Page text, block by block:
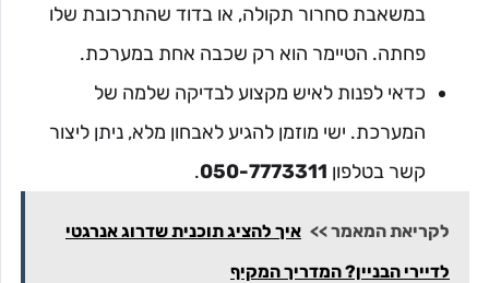
במשאבת סחרור תקולה, או בדוד שהתרכובת שלו
פחתה. הטיימר הוא רק שכבה אחת במערכת.
כדאי לפנות לאיש מקצוע לבדיקה שלמה של
המערכת. ישי מוזמן להגיע לאבחון מלא, ניתן ליצור
קשר בטלפון 050-7773311
.
לקריאת המאמר >> איך להציג תוכנית שדרוג אנרגטי
לדיירי הבניין? המדריך המקיף